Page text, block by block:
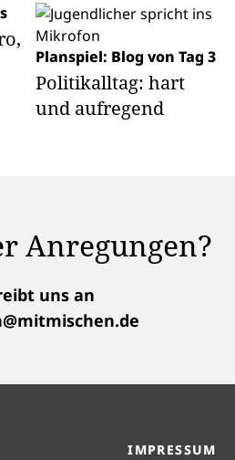
Planspiel: Blog von Tag 3
Politikalltag: hart
und aufregend
Anregungen?
uns an
IMPRESSUM